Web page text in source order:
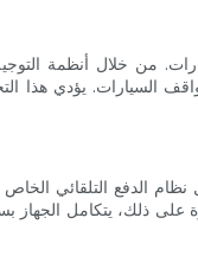
السيارات. يؤدي هذا
على ذلك، يتكامل